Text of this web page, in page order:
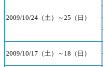
2009/10/24（土）～25（日）
2009/10/17（土）～18（日）